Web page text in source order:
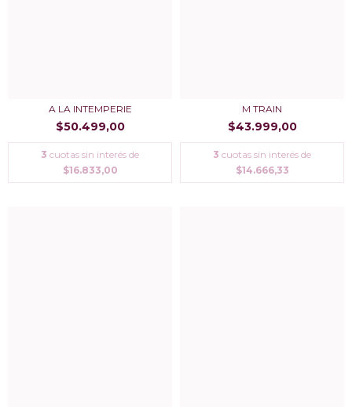
A LA INTEMPERIE
$50.499,00
3 cuotas sin interés de
$16.833,00
M TRAIN
$43.999,00
3 cuotas sin interés de
$14.666,33